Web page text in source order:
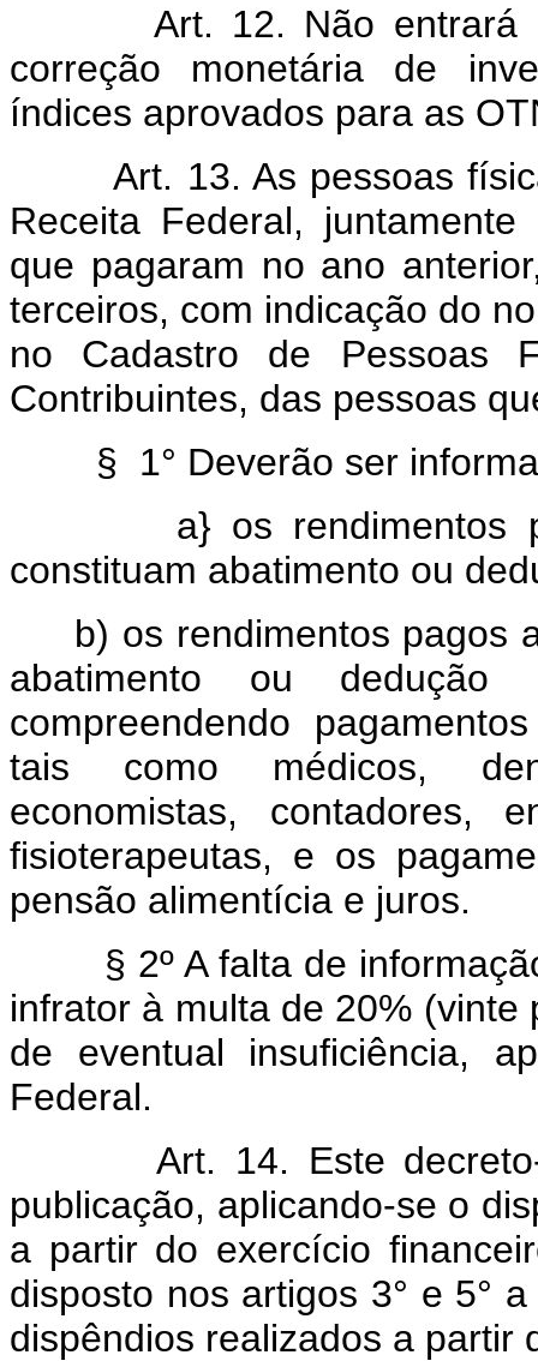
Art. 12. Não entrará
correção monetária de
índices aprovados para as
Art. 13. As pessoas
Receita Federal,
que pagaram no ano
terceiros, com indicação do
no Cadastro de Pessoas
Contribuintes, das pessoas
§ 1° Deverão ser
a} os rendimentos
constituam abatimento ou
b) os rendimentos pagos
abatimento ou dedução
compreendendo
tais como médicos,
economistas, contadores,
fisioterapeutas, e os
pensão alimentícia e juros.
§ 2º A falta de
infrator à multa de 20%
de eventual insuficiência,
Federal.
Art. 14. Este
publicação, aplicando-se o
a partir do exercício
disposto nos artigos 3° e 5°
dispêndios realizados a partir